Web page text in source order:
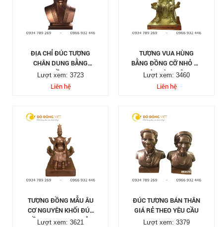
ĐỊA CHỈ ĐÚC TƯỢNG
CHÂN DUNG BẰNG
ĐỒNG
Lượt xem: 3723
Liên hệ
TƯỢNG VUA HÙNG
BẰNG ĐỒNG CỠ NHỎ ĐỂ
BÀN LÀM VIỆC
Lượt xem: 3460
Liên hệ
TƯỢNG ĐỒNG MẪU ÂU
CƠ NGUYÊN KHỐI ĐÚC
ĐỒNG THAU TINH XẢO
Lượt xem: 3621
ĐÚC TƯỢNG BÁN THÂN
GIÁ RẺ THEO YÊU CẦU
Lượt xem: 3379